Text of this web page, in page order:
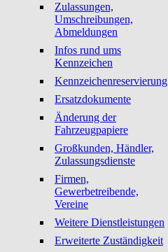
Zulassungen,
Umschreibungen,
Abmeldungen
Infos rund ums
Kennzeichen
Kennzeichenreservierung
Ersatzdokumente
Änderung der
Fahrzeugpapiere
Großkunden, Händler,
Zulassungsdienste
Firmen,
Gewerbetreibende,
Vereine
Weitere Dienstleistungen
Erweiterte Zuständigkeit